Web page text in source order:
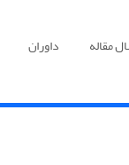
مقاله داوران